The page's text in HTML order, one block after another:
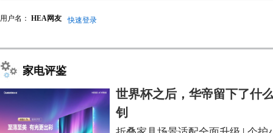
用户名： HEA网友 快速登录
家电评鉴
世界杯之后，华帝留下了什
钊